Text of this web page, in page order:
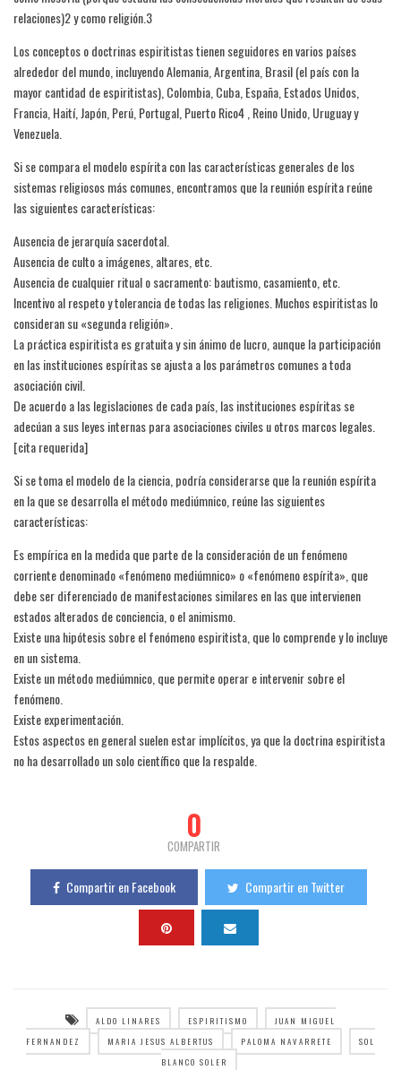
relaciones)2 y como religión.3
Los conceptos o doctrinas espiritistas tienen seguidores en varios países
alrededor del mundo, incluyendo Alemania, Argentina, Brasil (el país con la
mayor cantidad de espiritistas), Colombia, Cuba, España, Estados Unidos,
Francia, Haití, Japón, Perú, Portugal, Puerto Rico4 , Reino Unido, Uruguay y
Venezuela.
Si se compara el modelo espírita con las características generales de los
sistemas religiosos más comunes, encontramos que la reunión espírita reúne
las siguientes características:
Ausencia de jerarquía sacerdotal.
Ausencia de culto a imágenes, altares, etc.
Ausencia de cualquier ritual o sacramento: bautismo, casamiento, etc.
Incentivo al respeto y tolerancia de todas las religiones. Muchos espiritistas lo
consideran su «segunda religión».
La práctica espiritista es gratuita y sin ánimo de lucro, aunque la participación
en las instituciones espíritas se ajusta a los parámetros comunes a toda
asociación civil.
De acuerdo a las legislaciones de cada país, las instituciones espíritas se
adecúan a sus leyes internas para asociaciones civiles u otros marcos legales.
[cita requerida]
Si se toma el modelo de la ciencia, podría considerarse que la reunión espírita
en la que se desarrolla el método mediúmnico, reúne las siguientes
características:
Es empírica en la medida que parte de la consideración de un fenómeno
corriente denominado «fenómeno mediúmnico» o «fenómeno espírita», que
debe ser diferenciado de manifestaciones similares en las que intervienen
estados alterados de conciencia, o el animismo.
Existe una hipótesis sobre el fenómeno espiritista, que lo comprende y lo incluye
en un sistema.
Existe un método mediúmnico, que permite operar e intervenir sobre el
fenómeno.
Existe experimentación.
Estos aspectos en general suelen estar implícitos, ya que la doctrina espiritista
no ha desarrollado un solo científico que la respalde.
0
COMPARTIR
Compartir en Facebook Compartir en Twitter
ALDO LINARES ESPIRITISMO
JUAN MIGUEL
FERNANDEZ
MARIA JESUS ALBERTUS PALOMA NAVARRETE
SOL
BLANCO SOLER